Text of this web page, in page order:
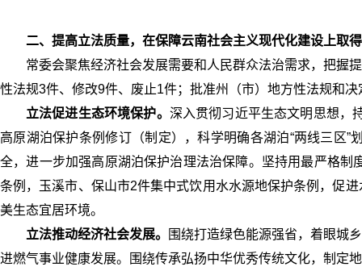
二、提高立法质量，在保障云南社会主义现代化建设上取
常委会聚焦经济社会发展需要和人民群众法治需求，把握
性法规3件、修改9件、废止1件；批准州（市）地方性法规和
立法促进生态环境保护。 深入贯彻习近平生态文明思想，
高原湖泊保护条例修订（制定），科学明确各湖泊“两线三区
全，进一步加强高原湖泊保护治理法治保障。坚持用最严格
条例，玉溪市、保山市2件集中式饮用水水源地保护条例，促
美生态宜居环境。
立法推动经济社会发展。
围绕打造绿色能源强省，着眼城
进燃气事业健康发展。围绕传承弘扬中华优秀传统文化，制定